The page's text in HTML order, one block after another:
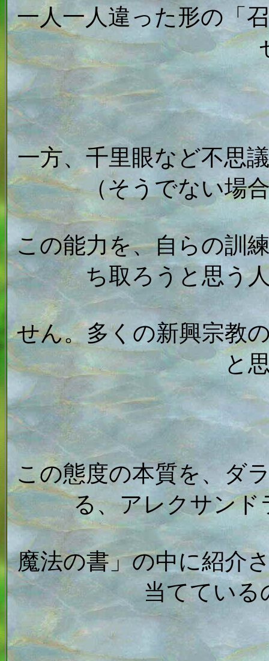
一人一人違った形の「
一方、千里眼など不思
（そうでない場
この能力を、自らの訓
ち取ろうと思う
せん。多くの新興宗教
と
この態度の本質を、ダ
る、アレクサンド
魔法の書」の中に紹介
当てている